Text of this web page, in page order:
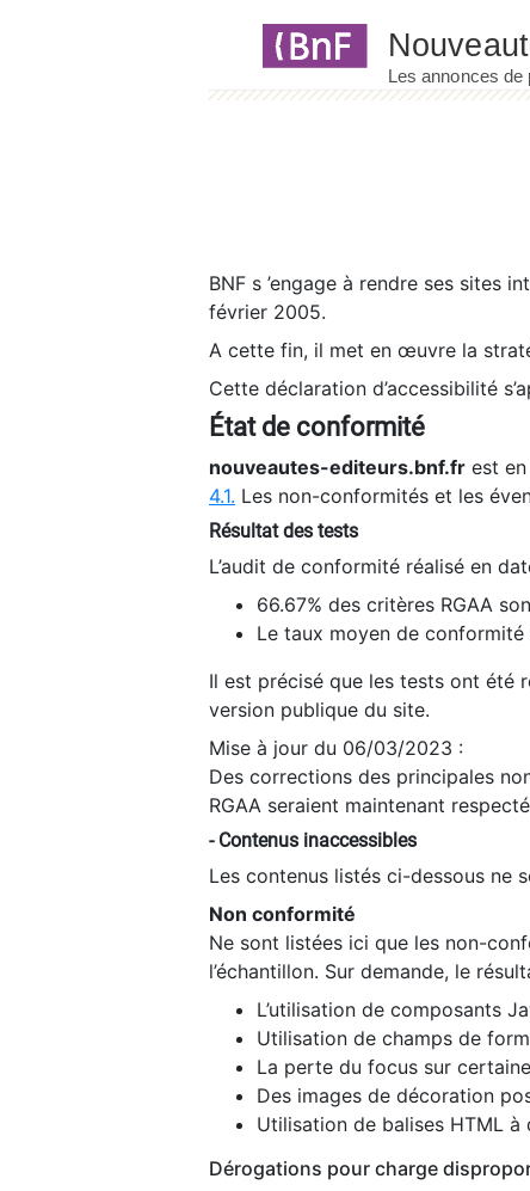
BNF s ’engage à rendre ses sites
février 2005.
A cette fin, il met en œuvre la
Cette déclaration d’accessibilité
État de conformité
nouveautes-editeurs.bnf.fr est
4.1. Les non-conformités et les
Résultat des tests
L’audit de conformité réalisé en
66.67% des critères RGAA
Le taux moyen de
Il est précisé que les tests ont été
version publique du site.
Mise à jour du 06/03/2023 :
Des corrections des principales
RGAA seraient maintenant
- Contenus inaccessibles
Les contenus listés ci-dessous ne
Non conformité
Ne sont listées ici que les non-
l’échantillon. Sur demande, le
L’utilisation de composants
Utilisation de champs de
La perte du focus sur
Des images de décoration
Utilisation de balises HTML
Dérogations pour charge